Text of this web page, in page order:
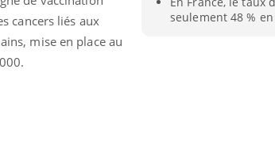
seulement 48 %
cancers liés aux
mise en place au